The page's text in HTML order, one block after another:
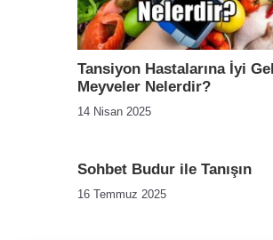
Tansiyon Hastalarına İyi
Meyveler Nelerdir?
14 Nisan 2025
Sohbet Budur ile Tanışın
16 Temmuz 2025